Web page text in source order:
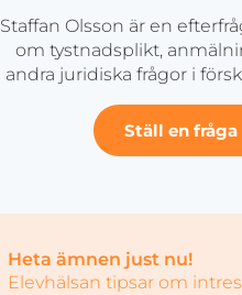
Staffan Olsson är en
om tystnadsplikt,
andra juridiska frågor i
Ställ en fråga
Heta ämnen just nu!
Elevhälsan tipsar om